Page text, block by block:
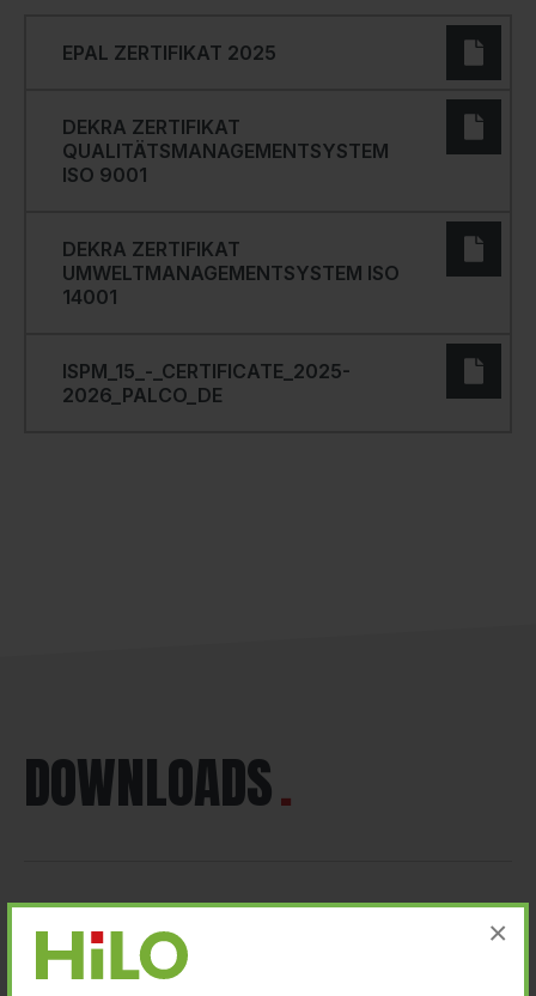
×
EPAL ZERTIFIKAT 2025
DEKRA ZERTIFIKAT
QUALITÄTSMANAGEMENTSYSTEM
ISO 9001
DEKRA ZERTIFIKAT
UMWELTMANAGEMENTSYSTEM ISO
14001
ISPM_15_-_CERTIFICATE_2025-
2026_PALCO_DE
DOWNLOADS
Weitere Informationen bezüglich der EPAL- und
HPE-Normen finden Sie als Downloads hierunter.